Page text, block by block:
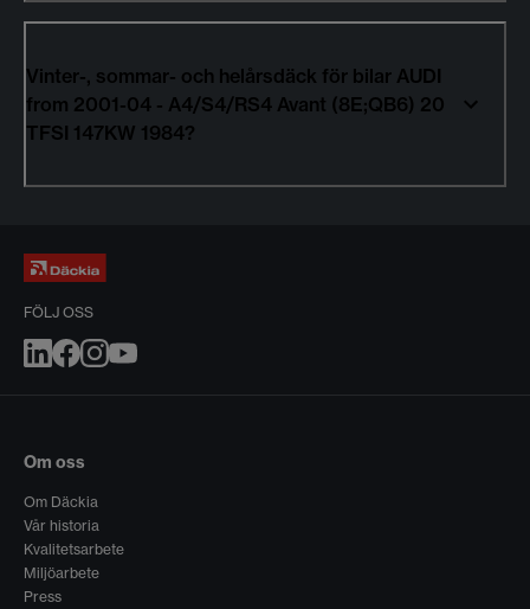
Vinter-, sommar- och helårsdäck för bilar AUDI
from 2001-04 - A4/S4/RS4 Avant (8E;QB6) 20
TFSI 147KW 1984?
FÖLJ OSS
Om oss
Om Däckia
Vår historia
Kvalitetsarbete
Miljöarbete
Press